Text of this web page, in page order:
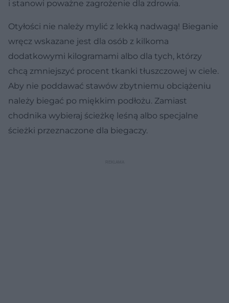
i stanowi poważne zagrożenie dla zdrowia.
Otyłości nie należy mylić z lekką nadwagą! Bieganie
wręcz wskazane jest dla osób z kilkoma
dodatkowymi kilogramami albo dla tych, którzy
chcą zmniejszyć procent tkanki tłuszczowej w ciele.
Aby nie poddawać stawów zbytniemu obciążeniu
należy biegać po miękkim podłożu. Zamiast
chodnika wybieraj ścieżkę leśną albo specjalne
ścieżki przeznaczone dla biegaczy.